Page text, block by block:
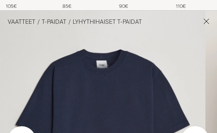
Shirt Navy
105€
Expedition Dune
85€
Dark Blue
90€ 110€
VAATTEET / T-PAIDAT / LYHYTHIHAISET T-PAIDAT